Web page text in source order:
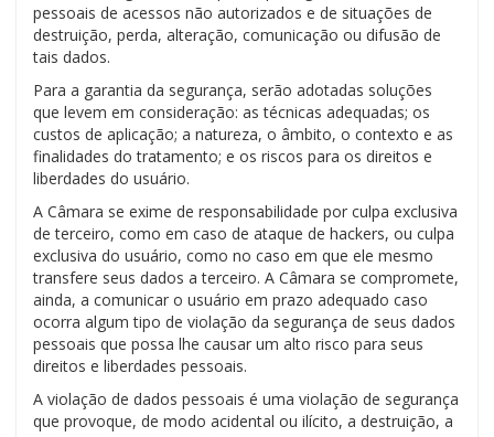
pessoais de acessos não autorizados e de situações de
destruição, perda, alteração, comunicação ou difusão de
tais dados.
Para a garantia da segurança, serão adotadas soluções
que levem em consideração: as técnicas adequadas; os
custos de aplicação; a natureza, o âmbito, o contexto e as
finalidades do tratamento; e os riscos para os direitos e
liberdades do usuário.
A Câmara se exime de responsabilidade por culpa exclusiva
de terceiro, como em caso de ataque de hackers, ou culpa
exclusiva do usuário, como no caso em que ele mesmo
transfere seus dados a terceiro. A Câmara se compromete,
ainda, a comunicar o usuário em prazo adequado caso
ocorra algum tipo de violação da segurança de seus dados
pessoais que possa lhe causar um alto risco para seus
direitos e liberdades pessoais.
A violação de dados pessoais é uma violação de segurança
que provoque, de modo acidental ou ilícito, a destruição, a